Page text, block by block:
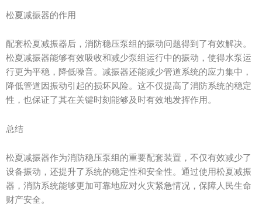
松夏减振器的作用
配套松夏减振器后，消防稳压泵组的振动问题得到了有效解决。
松夏减振器能够有效吸收和减少泵组运行中的振动，使得水泵运
行更为平稳，降低噪音。减振器还能减少管道系统的应力集中，
降低管道因振动引起的损坏风险。这不仅提高了消防系统的稳定
性，也保证了其在关键时刻能够及时有效地发挥作用。
总结
松夏减振器作为消防稳压泵组的重要配套装置，不仅有效减少了
设备振动，还提升了系统的稳定性和安全性。通过使用松夏减振
器，消防系统能够更加可靠地应对火灾紧急情况，保障人民生命
财产安全。